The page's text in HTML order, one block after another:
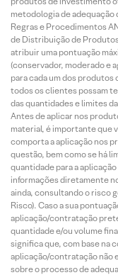
metodologia de
Regras e Procedimentos
de Distribuição de
atribuir uma pontuação
(conservador, moderado e
para cada um dos
todos os clientes possam
das quantidades e limites
Antes de aplicar nos
material, é importante que
comporta a aplicação nos
questão, bem como se há
quantidade para a
informações diretamente
ainda, consultando o risco
Risco). Caso a sua
aplicação/contratação
quantidade e/ou volume
significa que, com base na
aplicação/contratação não
sobre o processo de